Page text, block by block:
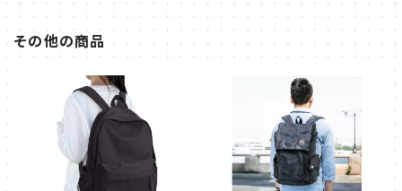
その他の商品